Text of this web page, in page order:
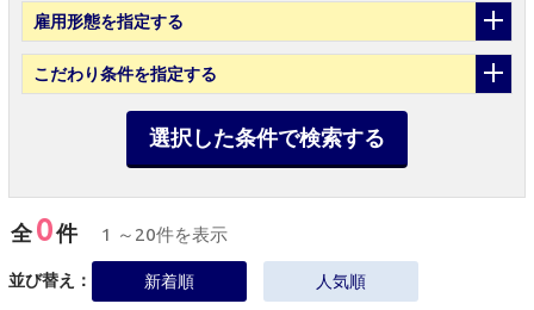
雇用形態を指定する
こだわり条件を指定する
選択した条件で検索する
全0件 1 ～20件を表示
並び替え： 新着順 人気順